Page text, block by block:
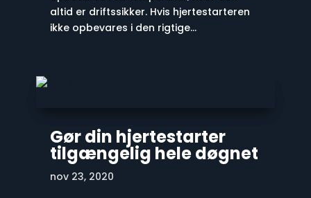
altid er driftssikker. Hvis hjertestarteren
ikke opbevares i den rigtige...
Gør din hjertestarter
tilgængelig hele døgnet
nov 23, 2020